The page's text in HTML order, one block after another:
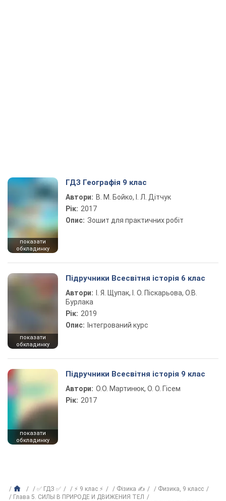
показати
обкладинку
ГДЗ Географія 9 клас
Автори: В. М. Бойко, І. Л. Дітчук
Рік: 2017
Опис: Зошит для практичних робіт
показати
обкладинку
Підручники Всесвітня історія 6 клас
Автори:
І. Я. Щупак, І. О. Піскарьова, О.В.
Бурлака
Рік: 2019
Опис: Інтегрований курс
показати
обкладинку
Підручники Всесвітня історія 9 клас
Автори: О.О. Мартинюк, О. О. Гісем
Рік: 2017
✅ ГДЗ ✅ ⚡ 9 клас ⚡ Фізика ✍
Физика, 9 класс
Глава 5. СИЛЫ В ПРИРОДЕ И ДВИЖЕНИЯ ТЕЛ